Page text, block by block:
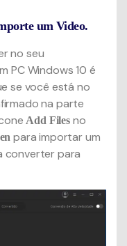
um Video.
no seu
PC Windows 10 é
se você está no
na parte
Add Filesno
para importar um
converter para